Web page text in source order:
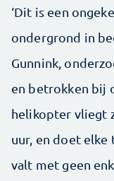
‘Dit is een
ondergrond in
Gunnink,
en betrokken bij
helikopter vliegt
uur, en doet
valt met geen